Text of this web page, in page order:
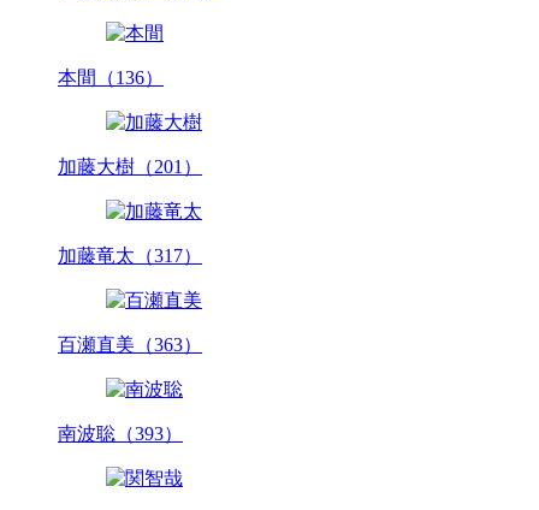
本間（136）
加藤大樹（201）
加藤竜太（317）
百瀬直美（363）
南波聡（393）